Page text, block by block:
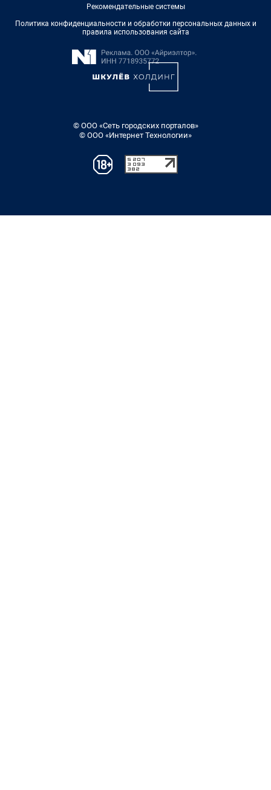
Рекомендательные системы
Политика конфиденциальности и обработки персональных данных и
правила использования сайта
© ООО «Сеть городских порталов»
© ООО «Интернет Технологии»